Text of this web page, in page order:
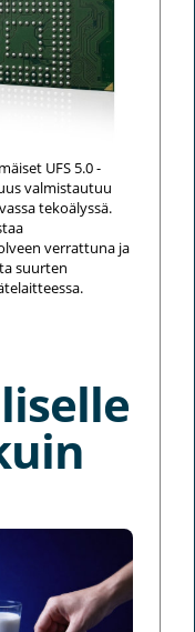
UFS 5.0 -
valmistautuu
tekoälyssä.
verrattuna ja
suurten